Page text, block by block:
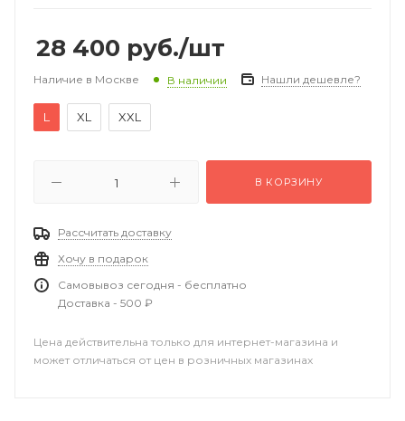
28 400 руб./шт
Наличие в Москве В наличии Нашли дешевле?
L XL XXL
В КОРЗИНУ
Рассчитать доставку
Хочу в подарок
Самовывоз сегодня - бесплатно
Доставка - 500 ₽
Цена действительна только для интернет-магазина и
может отличаться от цен в розничных магазинах